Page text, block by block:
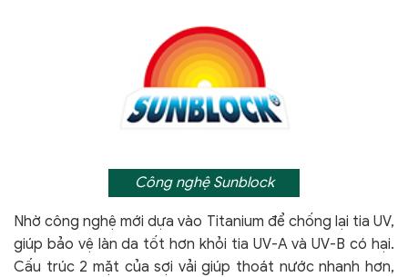
Công nghệ Sunblock
Nhờ công nghệ mới dựa vào Titanium để chống lại tia UV,
giúp bảo vệ làn da tốt hơn khỏi tia UV-A và UV-B có hại.
Cấu trúc 2 mặt của sợi vải giúp thoát nước nhanh hơn,